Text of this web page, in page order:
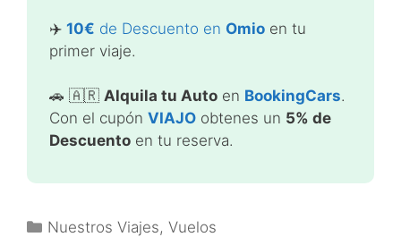
✈️ 10€ de Descuento en Omio en tu
primer viaje.
🚗 🇦🇷 Alquila tu Auto en BookingCars.
Con el cupón VIAJO obtenes un 5% de
Descuento en tu reserva.
Categorías
Nuestros Viajes,Vuelos